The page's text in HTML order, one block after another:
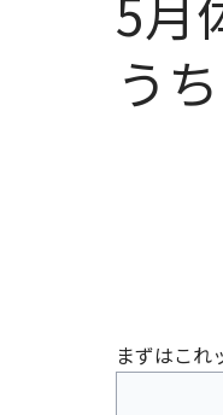
う
まずはこれ